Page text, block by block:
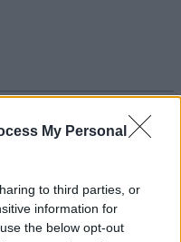
My Personal
to third parties, or
information for
the below opt-out